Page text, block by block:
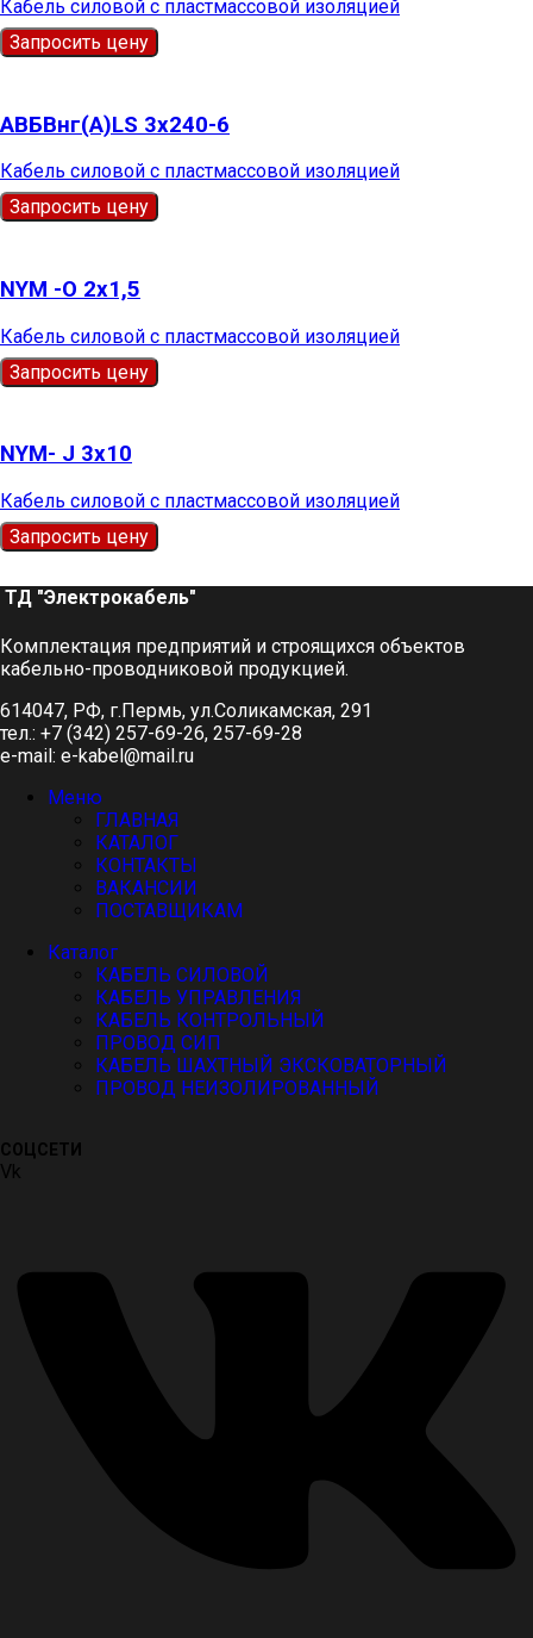
Кабель силовой с пластмассовой изоляцией
Запросить цену
АВБВнг(А)LS 3х240-6
Кабель силовой с пластмассовой изоляцией
Запросить цену
NYM -О 2х1,5
Кабель силовой с пластмассовой изоляцией
Запросить цену
NYM- J 3х10
Кабель силовой с пластмассовой изоляцией
Запросить цену
ТД "Электрокабель"​
Комплектация предприятий и строящихся объектов
кабельно-проводниковой продукцией.
614047, РФ, г.Пермь, ул.Соликамская, 291
тел.: +7 (342) 257-69-26, 257-69-28
e-mail: e-kabel@mail.ru
Меню
ГЛАВНАЯ
КАТАЛОГ
КОНТАКТЫ
ВАКАНСИИ
ПОСТАВЩИКАМ
Каталог
КАБЕЛЬ СИЛОВОЙ
КАБЕЛЬ УПРАВЛЕНИЯ
КАБЕЛЬ КОНТРОЛЬНЫЙ
ПРОВОД СИП
КАБЕЛЬ ШАХТНЫЙ ЭКСКОВАТОРНЫЙ
ПРОВОД НЕИЗОЛИРОВАННЫЙ
СОЦСЕТИ
Vk